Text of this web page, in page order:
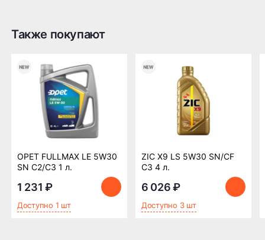
Оплата заказа
Возможна картой, наличными при получении,
также доступно оформление кредита и
формирование счёта для Юр.Лица
ПОДРОБНЕЕ ОБ ОПЛАТЕ
Также покупают
OPET FULLMAX LE 5W30
SN C2/C3 1 л.
1 231 ₽
Доступно 1 шт
ZIC X9 LS 5W30 SN/CF
C3 4 л.
6 026 ₽
Доступно 3 шт